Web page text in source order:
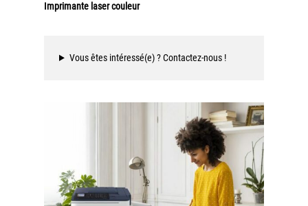
Imprimantes de bureau
Gamme d’imprimantes Xerox® AltaLink® C8200 à
capacités d’impression élevées
Xerox® VersaLink® C405 C415 — Multifonction A4
Imprimante multifonctions couleur Xerox® VersaLink®
C7120/C7125/C7130
Imprimante laser couleur
Vous êtes intéressé(e) ? Contactez-nous !